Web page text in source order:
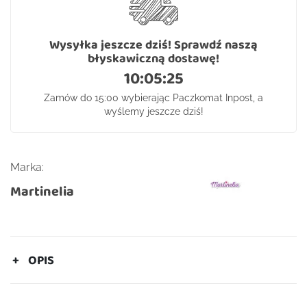
Wysyłka jeszcze dziś! Sprawdź naszą
błyskawiczną dostawę!
10:05:25
Zamów do 15:00 wybierając Paczkomat Inpost, a
wyślemy jeszcze dziś!
Marka:
Martinelia
OPIS